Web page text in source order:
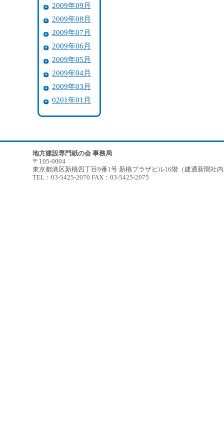
2009年09月
2009年08月
2009年07月
2009年06月
2009年05月
2009年04月
2009年03月
0201年01月
地方建設専門紙の会 事務局
〒105-0004
東京都港区新橋四丁目9番1号 新橋プラザビル16階（建通新聞社
TEL：03-5425-2070 FAX：03-5425-2075